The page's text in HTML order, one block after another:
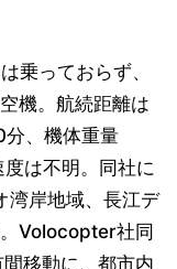
乗っておらず、
機。航続距離は
、機体重量
は不明。同社に
湾岸地域、長江デ
Volocopter社同
移動に、都市内